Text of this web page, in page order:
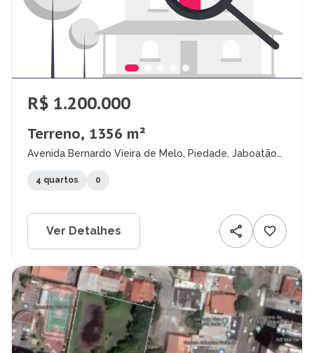
R$ 1.200.000
Terreno, 1356 m²
Avenida Bernardo Vieira de Melo, Piedade, Jaboatão
4 quartos 0
Ver Detalhes